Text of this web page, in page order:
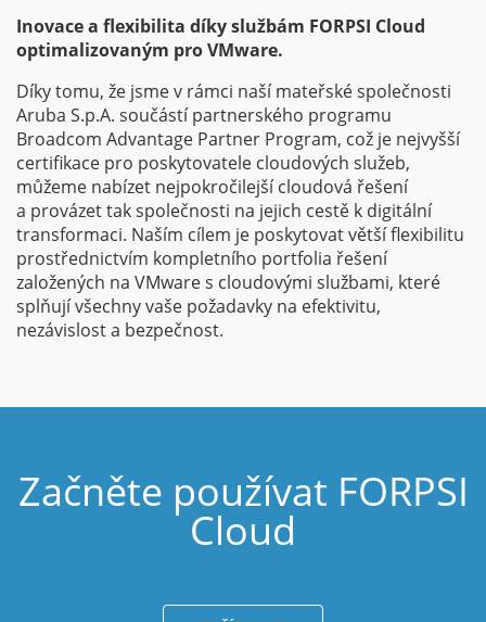
Inovace a flexibilita díky službám FORPSI Cloud
optimalizovaným pro VMware.
Díky tomu, že jsme v rámci naší mateřské společnosti
Aruba S.p.A. součástí partnerského programu
Broadcom Advantage Partner Program, což je nejvyšší
certifikace pro poskytovatele cloudových služeb,
můžeme nabízet nejpokročilejší cloudová řešení
a provázet tak společnosti na jejich cestě k digitální
transformaci. Naším cílem je poskytovat větší flexibilitu
prostřednictvím kompletního portfolia řešení
založených na VMware s cloudovými službami, které
splňují všechny vaše požadavky na efektivitu,
nezávislost a bezpečnost.
Začněte používat FORPSI
Cloud